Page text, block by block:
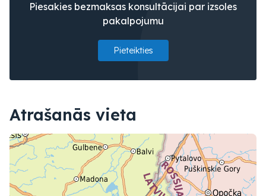
Piesakies bezmaksas konsultācijai par izsoles
pakalpojumu
Pieteikties
Atrašanās vieta